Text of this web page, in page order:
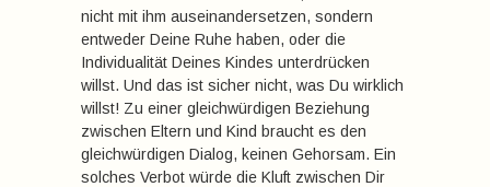
nicht mit ihm auseinandersetzen, sondern
entweder Deine Ruhe haben, oder die
Individualität Deines Kindes unterdrücken
willst. Und das ist sicher nicht, was Du wirklich
willst! Zu einer gleichwürdigen Beziehung
zwischen Eltern und Kind braucht es den
gleichwürdigen Dialog, keinen Gehorsam. Ein
solches Verbot würde die Kluft zwischen Dir